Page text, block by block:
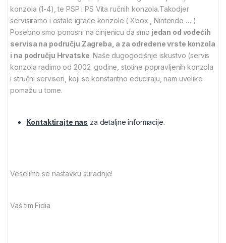
konzola (1-4), te PSP i PS Vita ručnih konzola.Takodjer
servisiramo i ostale igraće konzole ( Xbox , Nintendo … )
Posebno smo ponosni na činjenicu da smo jedan od vodećih
servisa na području Zagreba, a za određene vrste konzola
i na području Hrvatske. Naše dugogodišnje iskustvo (servis
konzola radimo od 2002. godine, stotine popravljenih konzola
i stručni serviseri, koji se konstantno educiraju, nam uvelike
pomažu u tome.
Kontaktirajte nas za detaljne informacije.
Veselimo se nastavku suradnje!
Vaš tim Fidia